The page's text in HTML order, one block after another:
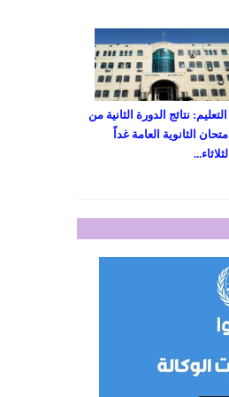
التعليم: نتائج الدورة الثانية من
امتحان الثانوية العامة غداً
الثلاثاء...